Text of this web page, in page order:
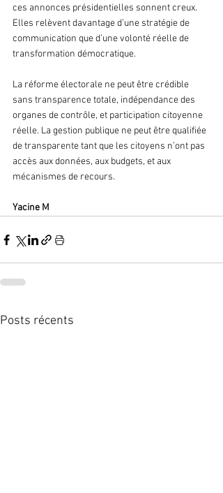
ces annonces présidentielles sonnent creux.
Elles relèvent davantage d’une stratégie de
communication que d’une volonté réelle de
transformation démocratique.
La réforme électorale ne peut être crédible
sans transparence totale, indépendance des
organes de contrôle, et participation citoyenne
réelle. La gestion publique ne peut être qualifiée
de transparente tant que les citoyens n’ont pas
accès aux données, aux budgets, et aux
mécanismes de recours.
Yacine M
Posts récents